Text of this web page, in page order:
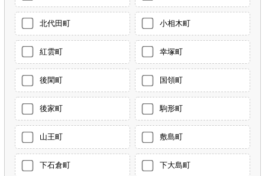
北代田町 小相木町
紅雲町 幸塚町
後閑町 国領町
後家町 駒形町
山王町 敷島町
下石倉町 下大島町